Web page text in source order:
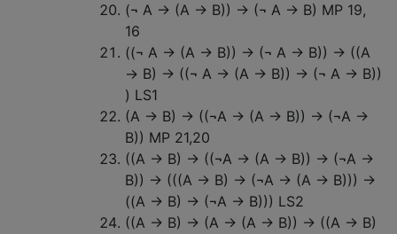
(¬ A → (A → B)) → (¬ A → B) MP 19,
16
((¬ A → (A → B)) → (¬ A → B)) → ((A
→ B) → ((¬ A → (A → B)) → (¬ A → B))
) LS1
(A → B) → ((¬A → (A → B)) → (¬A →
B)) MP 21,20
((A → B) → ((¬A → (A → B)) → (¬A →
B)) → (((A → B) → (¬A → (A → B))) →
((A → B) → (¬A → B))) LS2
((A → B) → (A → (A → B)) → ((A → B)